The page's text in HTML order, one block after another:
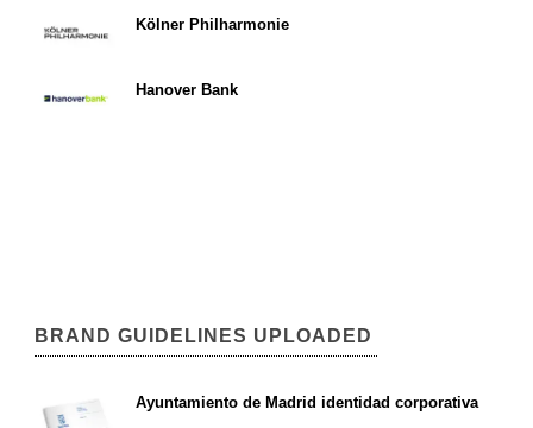
Kölner Philharmonie
Hanover Bank
BRAND GUIDELINES UPLOADED
Ayuntamiento de Madrid identidad corporativa